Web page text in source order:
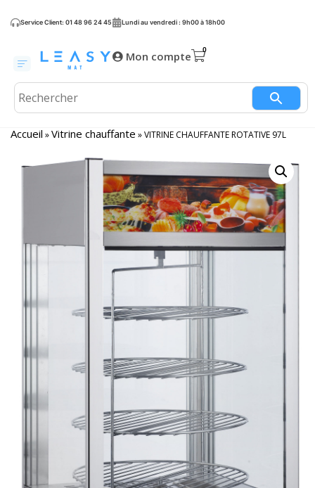
Service Client: 01 48 96 24 45 Lundi au vendredi : 9h00 à 18h00
Mon compte
Accueil »Vitrine chauffante »VITRINE CHAUFFANTE ROTATIVE 97L